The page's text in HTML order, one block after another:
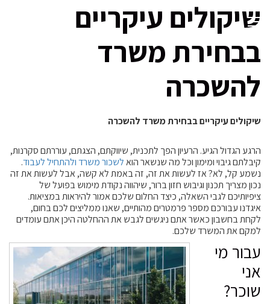
שיקולים עיקריים
בבחירת משרד
להשכרה
שיקולים עיקריים בבחירת משרד להשכרה
הרגע הגדול הגיע. הרעיון הפך לתכנית, שיווקתם, הצגתם, עוררתם סקרנות,
קיבלתם גיבוי ומימון וכל מה שנשאר הואלשכור משרד ולהתחיל לעבוד.
נשמע קל, לא? אז לעשות את זה, זה באמת לא קשה, אבל לעשות את זה
נכון מצריך תכנון וגיבוש חזון ברור, שיהווה נקודת מימוש בפועל של
ציפיותיכם לגבי השאלה, כיצד החלום שלכם אמור להיראות במציאות.
איגדנו עבורכם מספר פרמטרים מהותיים, שאנו ממליצים לכם בחום,
לקחת בחשבון כאשר אתם ניגשים לגבש את ההחלטה היכן אתם עומדים
למקם את המשרד שלכם.
עבור מי
אני
שוכר?